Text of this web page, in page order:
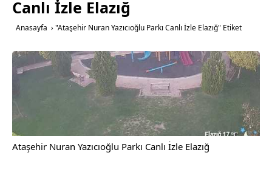
Canlı İzle Elazığ
Anasayfa › "Ataşehir Nuran Yazıcıoğlu Parkı Canlı İzle Elazığ" Etiket
Ataşehir Nuran Yazıcıoğlu Parkı Canlı İzle Elazığ